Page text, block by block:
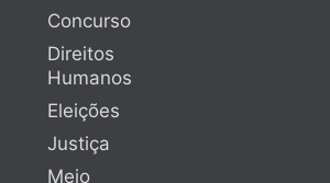
Concurso
Direitos
Humanos
Eleições
Justiça
Meio